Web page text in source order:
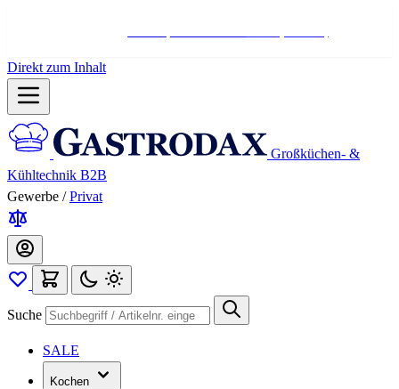
Direkt zum Inhalt
Großküchen- &
Kühltechnik B2B
Gewerbe / Privat
Suche
SALE
Kochen